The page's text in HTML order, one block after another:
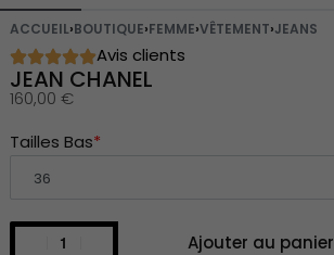
ACCUEIL›BOUTIQUE›FEMME›VÊTEMENT›JEANS
Avis clients
JEAN CHANEL
160,00 €
*
Tailles Bas
Ajouter au panier